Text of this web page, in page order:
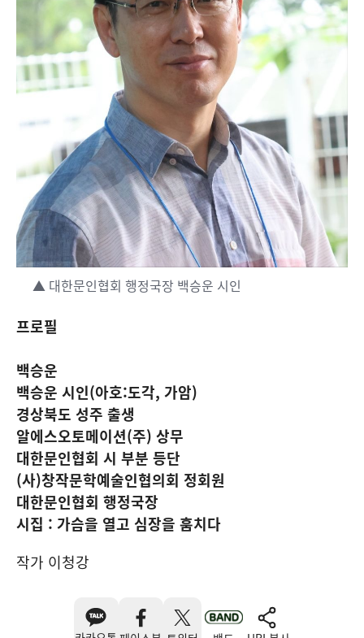
▲ 대한문인협회 행정국장 백승운 시인
프로필
백승운
백승운 시인(아호:도각, 가암)
경상북도 성주 출생
알에스오토메이션(주) 상무
대한문인협회 시 부분 등단
(사)창작문학예술인협의회 정회원
대한문인협회 행정국장
시집 : 가슴을 열고 심장을 훔치다
작가 이청강